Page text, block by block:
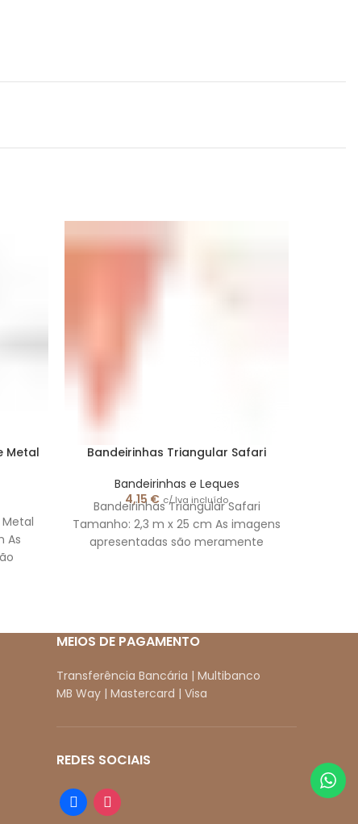
Metal
As
Bandeirinhas Triangular Safari
Bandeirinhas e Leques
4,15 € c/ Iva incluído
Bandeirinhas Triangular Safari
Tamanho: 2,3 m x 25 cm As imagens
apresentadas são meramente
MEIOS DE PAGAMENTO
Transferência Bancária | Multibanco
MB Way | Mastercard | Visa
REDES SOCIAIS
facebookinstagram